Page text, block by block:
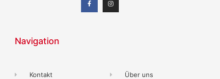
Navigation
Kontakt Über uns